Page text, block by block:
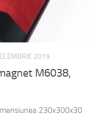
2019
M6038,
230x300x30